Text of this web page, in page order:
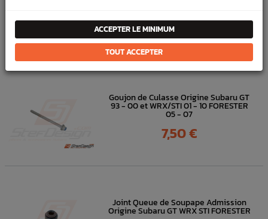
DANSLA MÊME
CATÉGORIE
Goujon de Culasse Origine Subaru GT
93 - 00 et WRX/STI 01 - 10 FORESTER
05 - 07
Prix
7,50 €
Joint Queue de Soupape Admission
Origine Subaru GT WRX STI FORESTER
ACCEPTER LE MINIMUM
TOUT ACCEPTER